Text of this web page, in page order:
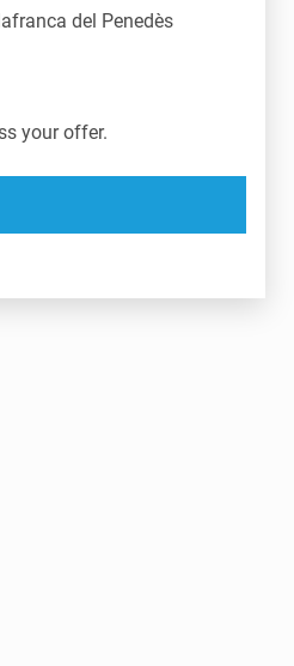
del Penedès
your offer.